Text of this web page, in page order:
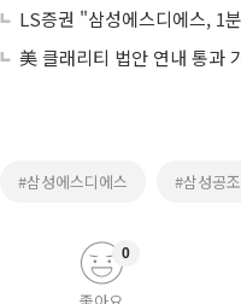
LS증권 "삼성에스디에스, 1
美 클래리티 법안 연내 통과
#삼성에스디에스 #삼성공조
0